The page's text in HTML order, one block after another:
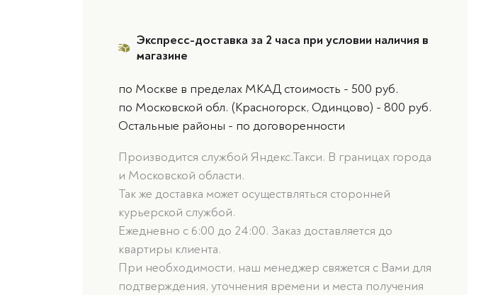
Экспресс-доставка за 2 часа при условии наличия в
магазине
по Москве в пределах МКАД стоимость - 500 руб.
по Московской обл. (Красногорск, Одинцово) - 800 руб.
Остальные районы - по договоренности
Производится службой Яндекс.Такси. В границах города
и Московской области.
Так же доставка может осуществляться сторонней
курьерской службой.
Ежедневно с 6:00 до 24:00. Заказ доставляется до
квартиры клиента.
При необходимости, наш менеджер свяжется с Вами для
подтверждения, уточнения времени и места получения